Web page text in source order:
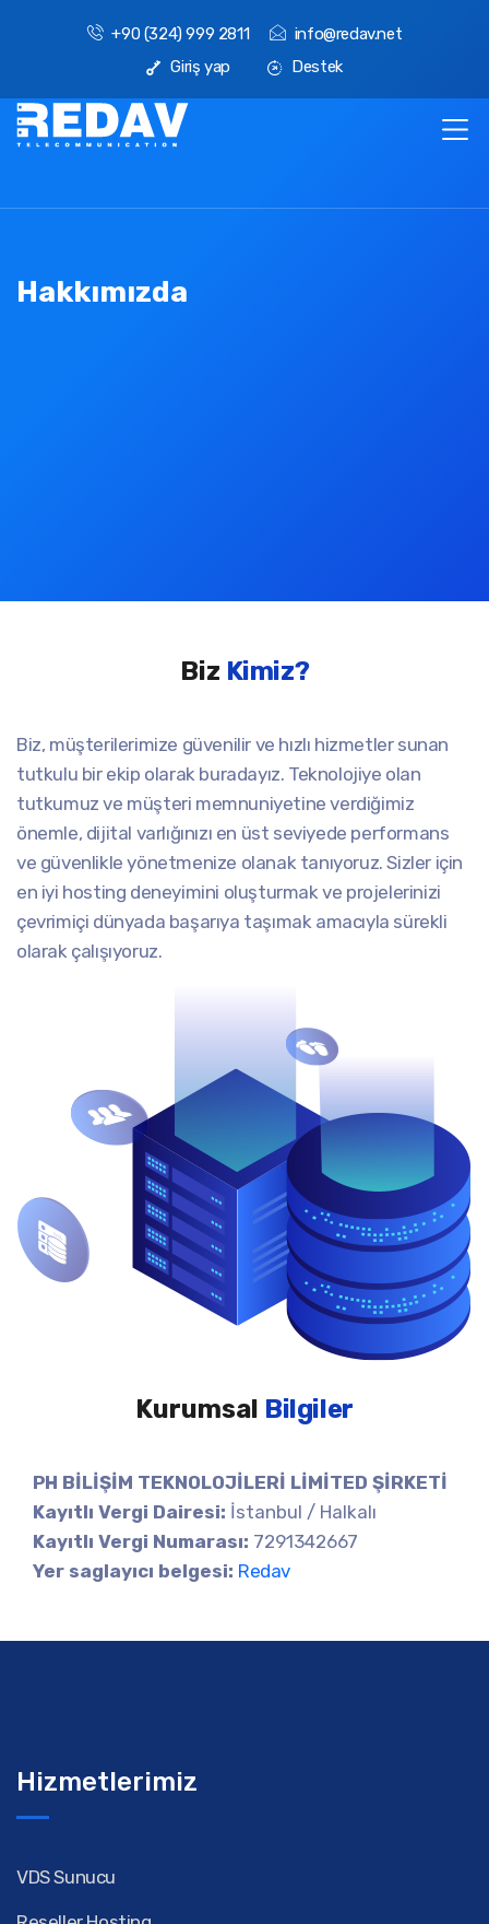
+90 (324) 999 2811
info@redav.net
Giriş yap
Destek
Hakkımızda
Biz Kimiz?
Biz, müşterilerimize güvenilir ve hızlı hizmetler sunan
tutkulu bir ekip olarak buradayız. Teknolojiye olan
tutkumuz ve müşteri memnuniyetine verdiğimiz
önemle, dijital varlığınızı en üst seviyede performans
ve güvenlikle yönetmenize olanak tanıyoruz. Sizler için
en iyi hosting deneyimini oluşturmak ve projelerinizi
çevrimiçi dünyada başarıya taşımak amacıyla sürekli
olarak çalışıyoruz.
Kurumsal Bilgiler
PH BİLİŞİM TEKNOLOJİLERİ LİMİTED ŞİRKETİ
Kayıtlı Vergi Dairesi: İstanbul / Halkalı
Kayıtlı Vergi Numarası: 7291342667
Yer saglayıcı belgesi: Redav
Hizmetlerimiz
VDS Sunucu